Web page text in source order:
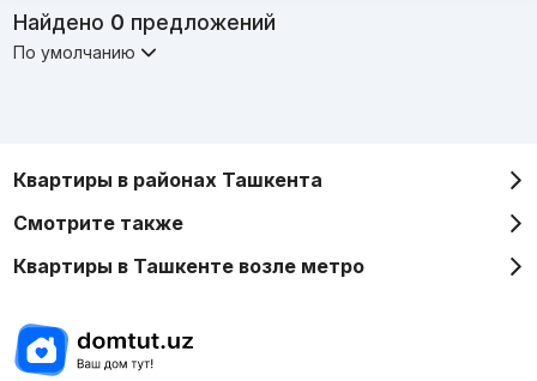
Найдено 0 предложений
По умолчанию
Квартиры в районах Ташкента
Смотрите также
Квартиры в Ташкенте возле метро